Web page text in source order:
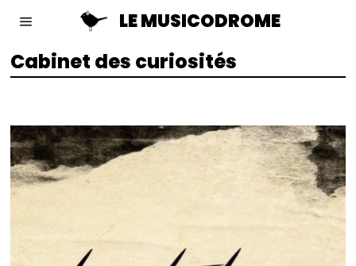
LE MUSICODROME
Cabinet des curiosités